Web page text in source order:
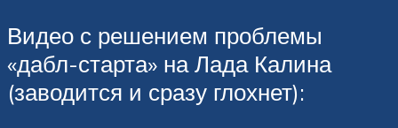
Видео с решением проблемы
«дабл-старта» на Лада Калина
(заводится и сразу глохнет):